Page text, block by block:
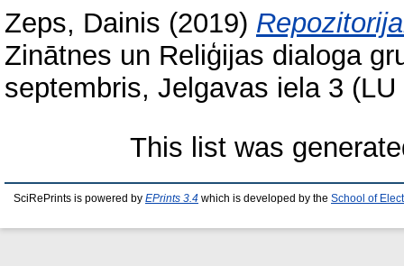
Zeps, Dainis (2019)
Zinātnes un Reliģijas dialoga
septembris, Jelgavas iela 3
This list was
SciRePrints is powered by EPrints 3.4 which is developed by the School of